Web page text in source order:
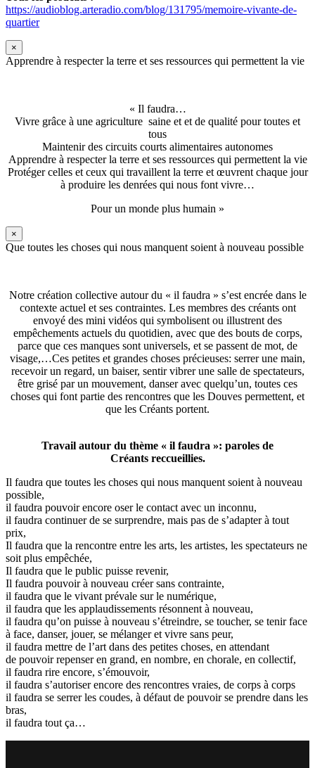
https://audioblog.arteradio.com/blog/131795/memoire-vivante-de-
quartier
×
Apprendre à respecter la terre et ses ressources qui permettent la vie
« Il faudra…
Vivre grâce à une agriculture saine et et de qualité pour toutes et
tous
Maintenir des circuits courts alimentaires autonomes
Apprendre à respecter la terre et ses ressources qui permettent la vie
Protéger celles et ceux qui travaillent la terre et œuvrent chaque jour
à produire les denrées qui nous font vivre…
Pour un monde plus humain »
×
Que toutes les choses qui nous manquent soient à nouveau possible
Notre création collective autour du « il faudra » s’est encrée dans le
contexte actuel et ses contraintes. Les membres des créants ont
envoyé des mini vidéos qui symbolisent ou illustrent des
empêchements actuels du quotidien, avec que des bouts de corps,
parce que ces manques sont universels, et se passent de mot, de
visage,…Ces petites et grandes choses précieuses: serrer une main,
recevoir un regard, un baiser, sentir vibrer une salle de spectateurs,
être grisé par un mouvement, danser avec quelqu’un, toutes ces
choses qui font partie des rencontres que les Douves permettent, et
que les Créants portent.
Travail autour du thème « il faudra »: paroles de
Créants reccueillies.
Il faudra que toutes les choses qui nous manquent soient à nouveau
possible,
il faudra pouvoir encore oser le contact avec un inconnu,
il faudra continuer de se surprendre, mais pas de s’adapter à tout
prix,
Il faudra que la rencontre entre les arts, les artistes, les spectateurs ne
soit plus empêchée,
Il faudra que le public puisse revenir,
Il faudra pouvoir à nouveau créer sans contrainte,
il faudra que le vivant prévale sur le numérique,
il faudra que les applaudissements résonnent à nouveau,
il faudra qu’on puisse à nouveau s’étreindre, se toucher, se tenir face
à face, danser, jouer, se mélanger et vivre sans peur,
il faudra mettre de l’art dans des petites choses, en attendant
de pouvoir repenser en grand, en nombre, en chorale, en collectif,
il faudra rire encore, s’émouvoir,
il faudra s’autoriser encore des rencontres vraies, de corps à corps
il faudra se serrer les coudes, à défaut de pouvoir se prendre dans les
bras,
il faudra tout ça…